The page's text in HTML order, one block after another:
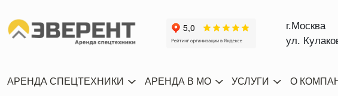
г.Москва
ул.
АРЕНДА СПЕЦТЕХНИКИ АРЕНДА В МО УСЛУГИ О